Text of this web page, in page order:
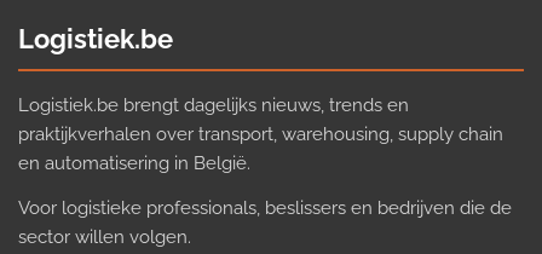
Logistiek.be
Logistiek.be brengt dagelijks nieuws, trends en
praktijkverhalen over transport, warehousing, supply chain
en automatisering in België.
Voor logistieke professionals, beslissers en bedrijven die de
sector willen volgen.